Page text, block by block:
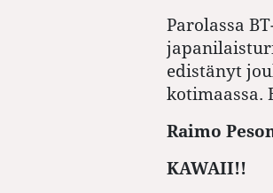
Parolassa
edistänyt
kotimaassa.
Raimo
KAWAII!!